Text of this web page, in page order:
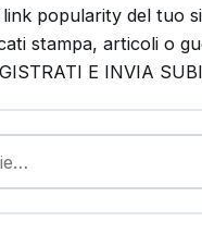
popularity del tuo
stampa, articoli o
E INVIA